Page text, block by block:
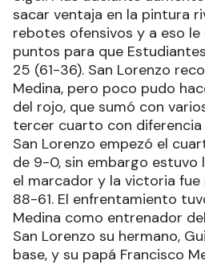
sacar ventaja en la pintura
rebotes ofensivos y a eso
puntos para que
25 (61-36). San Lorenzo
Medina, pero poco pudo
del rojo, que sumó con
tercer cuarto con
San Lorenzo empezó el
de 9-0, sin embargo estuvo
el marcador y la victoria
88-61. El enfrentamiento
Medina como entrenador
San Lorenzo su hermano,
base, y su papá Francisco